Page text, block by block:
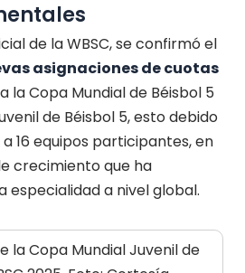
de la WBSC, se confirmó el
asignaciones de cuotas
la Copa Mundial de Béisbol 5
de Béisbol 5, esto debido
16 equipos participantes, en
crecimiento que ha
especialidad a nivel global.